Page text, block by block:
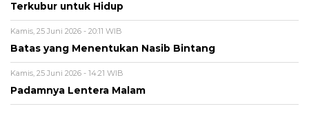
Terkubur untuk Hidup
Kamis, 25 Juni 2026 - 20:11 WIB
Batas yang Menentukan Nasib Bintang
Kamis, 25 Juni 2026 - 14:21 WIB
Padamnya Lentera Malam